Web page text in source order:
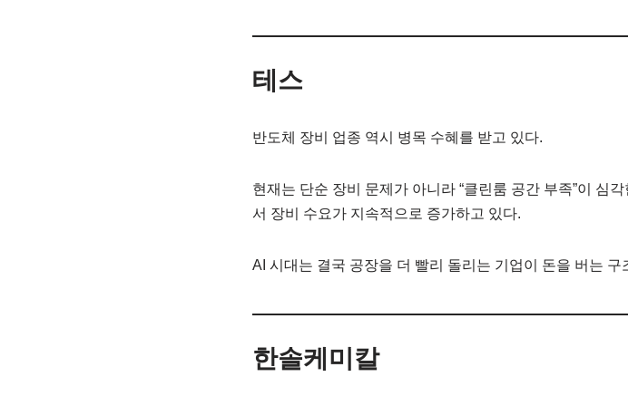
테스
반도체 장비 업종 역시 병목 수혜를 받고 있다.
현재는 단순 장비 문제가 아니라 “클린룸 공간 부족”이 심
서 장비 수요가 지속적으로 증가하고 있다.
AI 시대는 결국 공장을 더 빨리 돌리는 기업이 돈을 버는
한솔케미칼